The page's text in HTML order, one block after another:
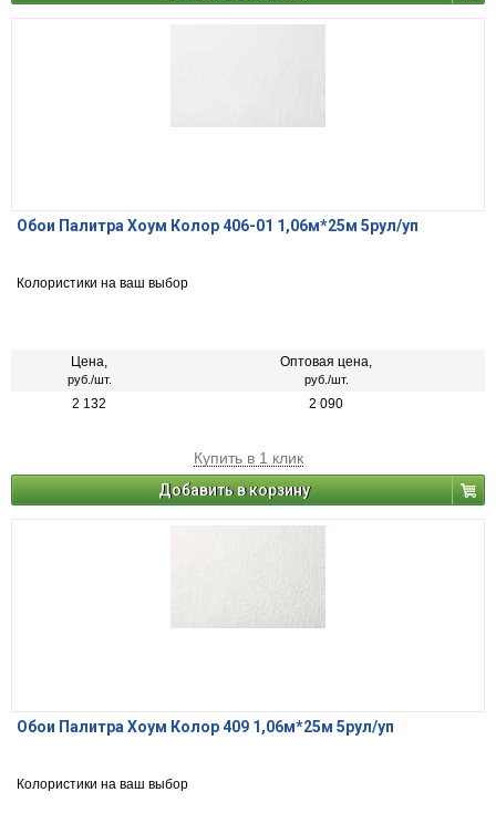
Обои Палитра Хоум Колор 406-01 1,06м*25м 5рул/уп
Колористики на ваш выбор
Цена,
руб./шт.
Оптовая цена,
руб./шт.
2 132 2 090
Купить в 1 клик
Добавить в корзину
Обои Палитра Хоум Колор 409 1,06м*25м 5рул/уп
Колористики на ваш выбор